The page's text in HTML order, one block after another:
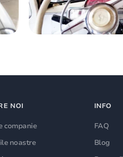
NOI
companie
noastre
INFO
FAQ
Blog